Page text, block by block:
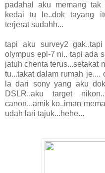
padahal aku memang tak
kedai tu le..dok tayang
terjerat sudahh...
tapi aku survey2
olympus epl-7 ni.. tapi ada
jatuh chenta terus...setakat
tu...takat dalam rumah
la dari sony yang aku
DSLR..aku target
canon...amik ko..iman
udah lari tajuk...hehe...